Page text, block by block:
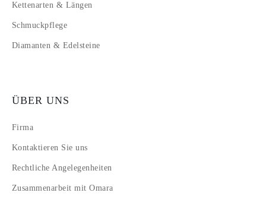
Kettenarten & Längen
Schmuckpflege
Diamanten & Edelsteine
ÜBER UNS
Firma
Kontaktieren Sie uns
Rechtliche Angelegenheiten
Zusammenarbeit mit Omara